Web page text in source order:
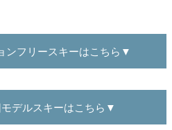
ンフリースキーはこちら▼
デルスキーはこちら▼